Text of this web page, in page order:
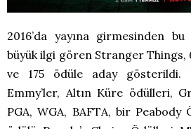
2016’da yayına girmesinden
büyük ilgi gören Stranger Things,
ve 175 ödüle aday gösterildi.
Emmy’ler, Altın Küre ödülleri,
PGA, WGA, BAFTA, bir Peabody